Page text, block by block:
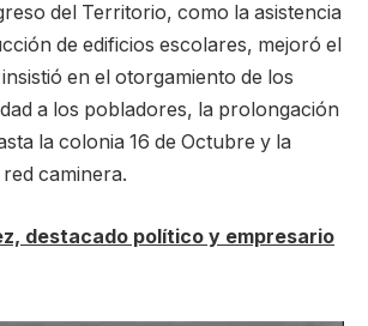
del Territorio, como la asistencia
de edificios escolares, mejoró el
en el otorgamiento de los
a los pobladores, la prolongación
la colonia 16 de Octubre y la
caminera.
destacado político y empresario